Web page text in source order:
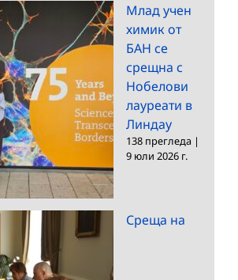
Млад учен
химик от
БАН се
срещна с
Нобелови
лауреати в
Линдау
138 прегледа |
9 юли 2026 г.
Среща на